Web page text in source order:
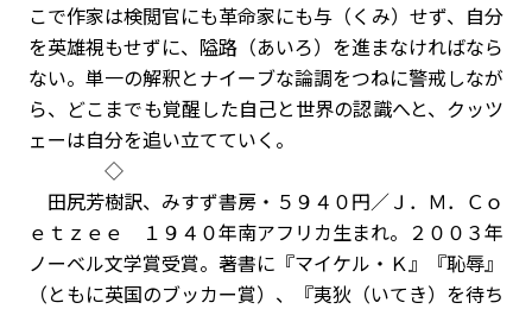
こで作家は検閲官にも革命家にも与（くみ）せず、自分
を英雄視もせずに、隘路（あいろ）を進まなければなら
ない。単一の解釈とナイーブな論調をつねに警戒しなが
ら、どこまでも覚醒した自己と世界の認識へと、クッツ
ェーは自分を追い立てていく。
◇
田尻芳樹訳、みすず書房・５９４０円／Ｊ．Ｍ．Ｃｏ
ｅｔｚｅｅ １９４０年南アフリカ生まれ。２００３年
ノーベル文学賞受賞。著書に『マイケル・Ｋ』『恥辱』
（ともに英国のブッカー賞）、『夷狄（いてき）を待ち